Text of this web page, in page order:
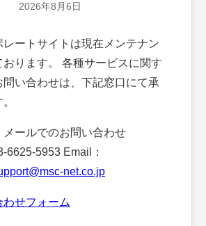
2026年8月6日
ートサイトは現在メンテナン
おります。 各種サービスに関す
問い合わせは、下記窓口にて承
メールでのお問い合わせ
6625-5953 Email：
net.co.jp
わせフォーム